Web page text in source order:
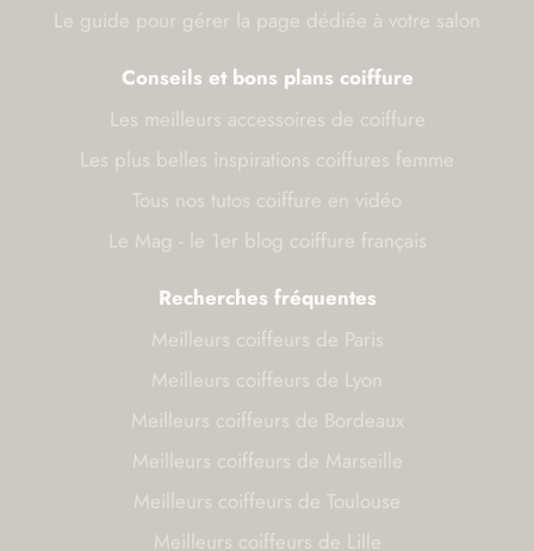
Le guide pour gérer la page dédiée à votre salon
Conseils et bons plans coiffure
Les meilleurs accessoires de coiffure
Les plus belles inspirations coiffures femme
Tous nos tutos coiffure en vidéo
Le Mag - le 1er blog coiffure français
Recherches fréquentes
Meilleurs coiffeurs de Paris
Meilleurs coiffeurs de Lyon
Meilleurs coiffeurs de Bordeaux
Meilleurs coiffeurs de Marseille
Meilleurs coiffeurs de Toulouse
Meilleurs coiffeurs de Lille